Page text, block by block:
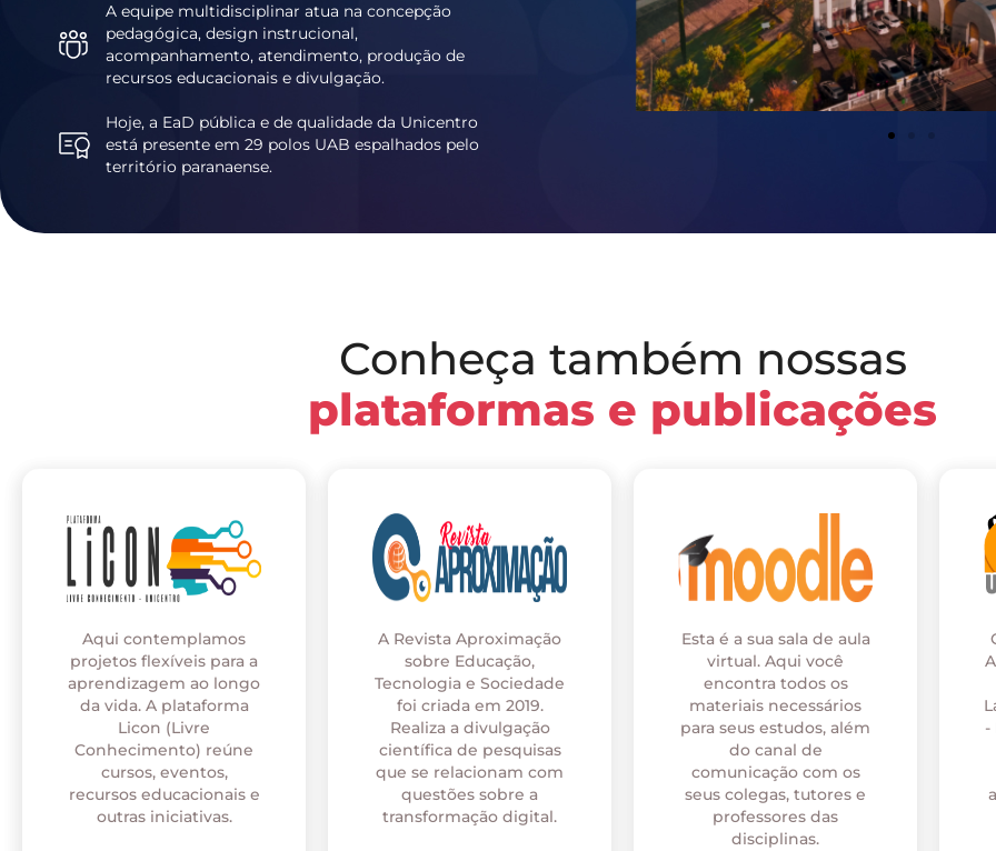
A equipe multidisciplinar atua na concepção
pedagógica, design instrucional,
acompanhamento, atendimento, produção de
recursos educacionais e divulgação.
Hoje, a EaD pública e de qualidade da Unicentro
está presente em 29 polos UAB espalhados pelo
território paranaense.
Conheça também nossas
plataformas e publicações
Aqui contemplamos
projetos flexíveis para a
aprendizagem ao longo
da vida. A plataforma
Licon (Livre
Conhecimento) reúne
cursos, eventos,
recursos educacionais e
outras iniciativas.
A Revista Aproximação
sobre Educação,
Tecnologia e Sociedade
foi criada em 2019.
Realiza a divulgação
científica de pesquisas
que se relacionam com
questões sobre a
transformação digital.
Esta é a sua sala de aula
virtual. Aqui você
encontra todos os
materiais necessários
para seus estudos, além
do canal de
comunicação com os
seus colegas, tutores e
professores das
disciplinas.
-